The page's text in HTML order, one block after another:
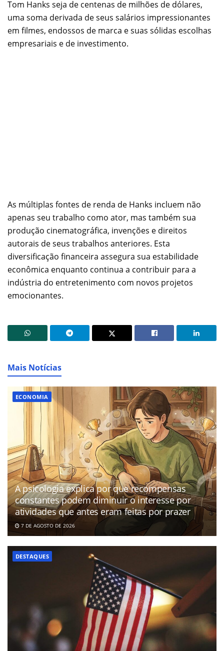
Tom Hanks seja de centenas de milhões de dólares,
uma soma derivada de seus salários impressionantes
em filmes, endossos de marca e suas sólidas escolhas
empresariais e de investimento.
As múltiplas fontes de renda de Hanks incluem não
apenas seu trabalho como ator, mas também sua
produção cinematográfica, invenções e direitos
autorais de seus trabalhos anteriores. Esta
diversificação financeira assegura sua estabilidade
econômica enquanto continua a contribuir para a
indústria do entretenimento com novos projetos
emocionantes.
Mais Notícias
ECONOMIA
A psicologia explica por que recompensas
constantes podem diminuir o interesse por
atividades que antes eram feitas por prazer
7 DE AGOSTO DE 2026
DESTAQUES